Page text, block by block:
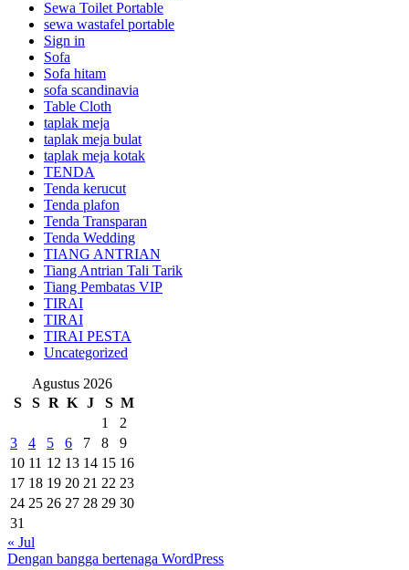
Sewa Toilet Portable
sewa wastafel portable
Sign in
Sofa
Sofa hitam
sofa scandinavia
Table Cloth
taplak meja
taplak meja bulat
taplak meja kotak
TENDA
Tenda kerucut
Tenda plafon
Tenda Transparan
Tenda Wedding
TIANG ANTRIAN
Tiang Antrian Tali Tarik
Tiang Pembatas VIP
TIRAI
TIRAI
TIRAI PESTA
Uncategorized
Agustus 2026
S
S R K J S M
1
2
3
4 5 6 7 8
9
10 11 12 13 14 15 16
17 18 19 20 21 22 23
24 25 26 27 28 29 30
31
« Jul
Dengan bangga bertenaga WordPress